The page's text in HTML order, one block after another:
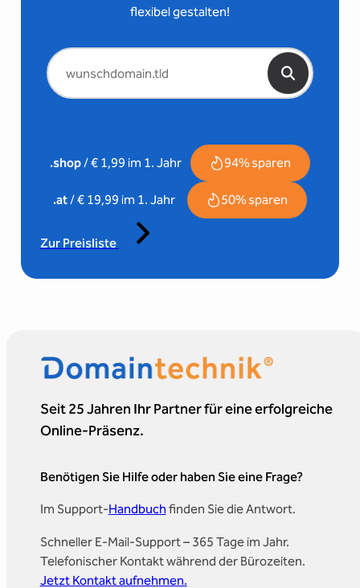
flexibel gestalten!
.shop/ € 1,99 im 1. Jahr 94% sparen
.at/ € 19,99 im 1. Jahr 50% sparen
Zur Preisliste
Seit 25 Jahren Ihr Partner für eine erfolgreiche
Online-Präsenz.
Benötigen Sie Hilfe oder haben Sie eine Frage?
Im Support-Handbuch finden Sie die Antwort.
Schneller E-Mail-Support – 365 Tage im Jahr.
Telefonischer Kontakt während der Bürozeiten.
Jetzt Kontakt aufnehmen.